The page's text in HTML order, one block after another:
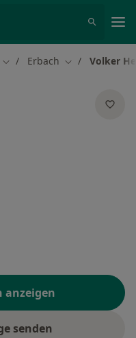
Stadt ändern
Erbach Stadt ändern
Volker
Spezialisierungen
anzeigen
senden